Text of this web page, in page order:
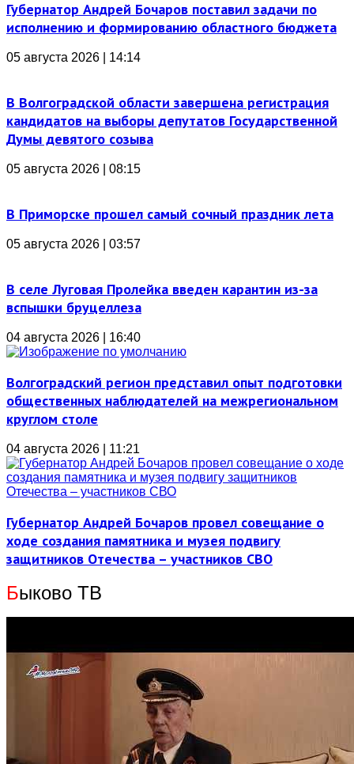
Губернатор Андрей Бочаров поставил задачи по
исполнению и формированию областного бюджета
05 августа 2026 | 14:14
В Волгоградской области завершена регистрация
кандидатов на выборы депутатов Государственной
Думы девятого созыва
05 августа 2026 | 08:15
В Приморске прошел самый сочный праздник лета
05 августа 2026 | 03:57
В селе Луговая Пролейка введен карантин из-за
вспышки бруцеллеза
04 августа 2026 | 16:40
Волгоградский регион представил опыт подготовки
общественных наблюдателей на межрегиональном
круглом столе
04 августа 2026 | 11:21
Губернатор Андрей Бочаров провел совещание о
ходе создания памятника и музея подвигу
защитников Отечества – участников СВО
Быково ТВ